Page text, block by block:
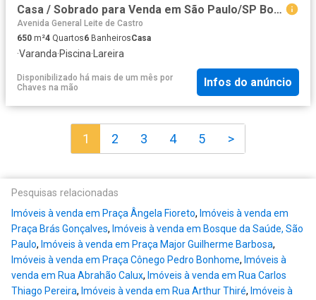
Casa / Sobrado para Venda em São Paulo/SP Bosque da Saúde 4 Quartos
Avenida General Leite de Castro
650 m²4 Quartos6 BanheirosCasa
·Varanda·Piscina· Lareira
Disponibilizado há mais de um mês por
Chaves na mão
Infos do anúncio
1 2 3 4 5 >
Pesquisas relacionadas
Imóveis à venda em Praça Ângela Fioreto, Imóveis à venda em
Praça Brás Gonçalves, Imóveis à venda em Bosque da Saúde, São
Paulo, Imóveis à venda em Praça Major Guilherme Barbosa,
Imóveis à venda em Praça Cônego Pedro Bonhome, Imóveis à
venda em Rua Abrahão Calux, Imóveis à venda em Rua Carlos
Thiago Pereira, Imóveis à venda em Rua Arthur Thiré, Imóveis à